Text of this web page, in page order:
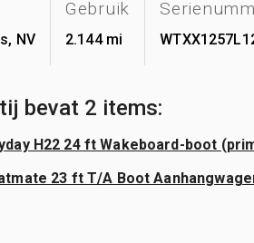
NV
Gebruik
2.144 mi
bevat 2 items:
H22 24 ft Wakeboard-boot
23 ft T/A Boot